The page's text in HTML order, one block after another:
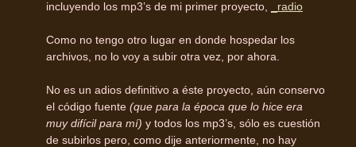
incluyendo los mp3’s de mi primer proyecto,
_radio
Como no tengo otro lugar en donde hospedar los
archivos, no lo voy a subir otra vez, por ahora.
No es un adios definitivo a éste proyecto, aún conservo
el código fuente (que para la época que lo hice era
muy difícil para mí) y todos los mp3’s, sólo es cuestión
de subirlos pero, como dije anteriormente, no hay